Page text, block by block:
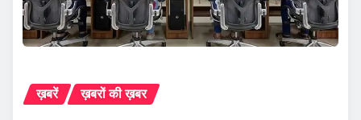
ख़बरें ख़बरों की ख़बर